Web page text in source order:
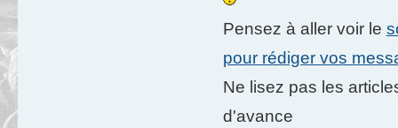
Pensez à aller voir le
pour rédiger vos
Ne lisez pas les
d'avance